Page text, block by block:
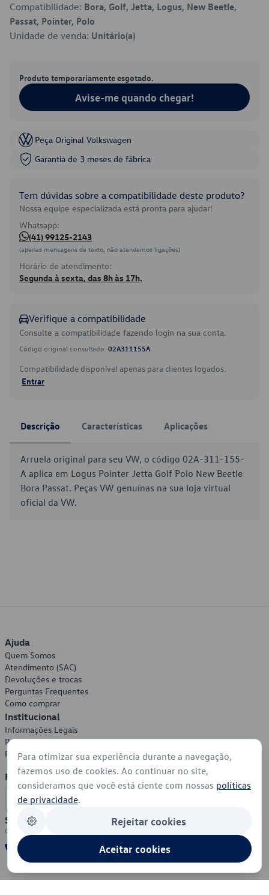
Compatibilidade: Bora, Golf, Jetta, Logus, New Beetle,
Passat, Pointer, Polo
Unidade de venda: Unitário(a)
Produto temporariamente esgotado.
Avise-me quando chegar!
Peça Original Volkswagen
Garantia de 3 meses de fábrica
Tem dúvidas sobre a compatibilidade deste produto?
Nossa equipe especializada está pronta para ajudar!
Whatsapp:
(41) 99125-2143
(apenas mensagens de texto, não atendemos ligações)
Horário de atendimento:
Segunda à sexta, das 8h às 17h.
Verifique a compatibilidade
Consulte a compatibilidade fazendo login na sua conta.
Código original consultado: 02A311155A
Compatibilidade disponível apenas para clientes logados.
Entrar
Descrição Características Aplicações
Arruela original para seu VW, o código 02A-311-155-
A aplica em Logus Pointer Jetta Golf Polo New Beetle
Bora Passat. Peças VW genuínas na sua loja virtual
oficial da VW.
Ajuda
Quem Somos
Atendimento (SAC)
Devoluções e trocas
Perguntas Frequentes
Como comprar
Institucional
Informações Legais
Política de Privacidade
Política de Cookies
Formas de Pagamento
Segurança
Para otimizar sua experiência durante a navegação,
fazemos uso de cookies. Ao continuar no site,
consideramos que você está ciente com nossas políticas
de privacidade.
Rejeitar cookies
Aceitar cookies